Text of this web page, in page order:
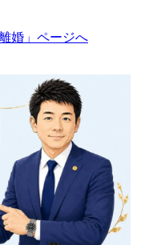
婚」ページへ